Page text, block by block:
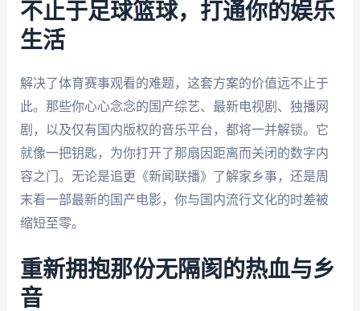
不止于足球篮球，打通你的娱乐
生活
解决了体育赛事观看的难题，这套方案的价值远不止于
此。那些你心心念念的国产综艺、最新电视剧、独播网
剧，以及仅有国内版权的音乐平台，都将一并解锁。它
就像一把钥匙，为你打开了那扇因距离而关闭的数字内
容之门。无论是追更《新闻联播》了解家乡事，还是周
末看一部最新的国产电影，你与国内流行文化的时差被
缩短至零。
重新拥抱那份无隔阂的热血与乡
音